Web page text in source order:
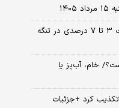
رویترز: ایران و عمان برای تعیین تعرفه ترانزیت ۳ تا ۷ درصدی در تنگه
خام، آب‌پز یا
تکذیب کرد +جزئیات